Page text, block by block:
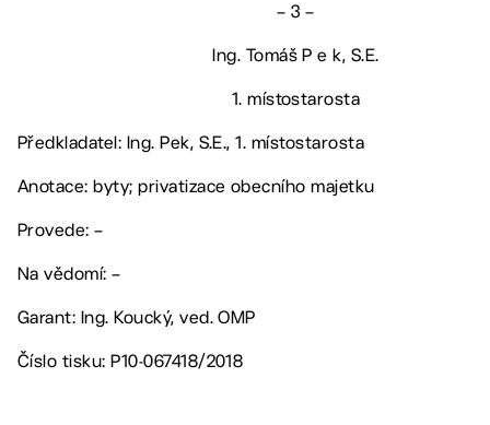
– 3 –
Ing. Tomáš P e k, S.E.
1. místostarosta
Předkladatel: Ing. Pek, S.E., 1. místostarosta
Anotace: byty; privatizace obecního majetku
Provede: –
Na vědomí: –
Garant: Ing. Koucký, ved. OMP
Číslo tisku: P10-067418/2018